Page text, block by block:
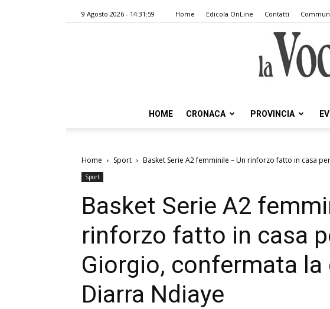
9 Agosto 2026 - 14:31:59 Home Edicola OnLine Contatti
HOME CRONACA PROVINCIA
Home Sport Basket Serie A2 femminile – Un rinforzo fatto in casa
Sport
Basket Serie A2
rinforzo fatto in casa
Giorgio, confermata
Diarra Ndiaye